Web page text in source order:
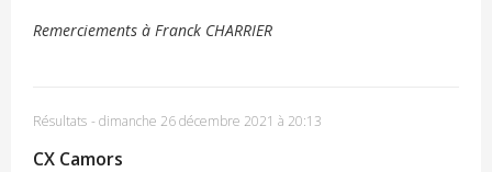
Remerciements à Franck CHARRIER
Résultats - dimanche 26 décembre 2021 à 20:13
CX Camors